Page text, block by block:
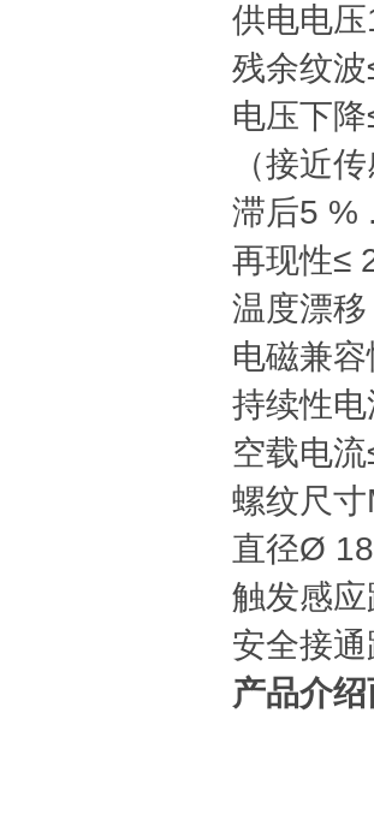
供电电压
残余纹波
电压下降
（接近
滞后5 %
再现性≤
温度漂
电磁兼
持续性
空载电流
螺纹尺寸
直径Ø
触发感
安全接
产品介